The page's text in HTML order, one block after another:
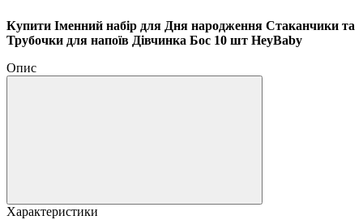
Купити Іменний набір для Дня народження Стаканчики та
Трубочки для напоїв Дівчинка Бос 10 шт HeyBaby
Опис
Характеристики